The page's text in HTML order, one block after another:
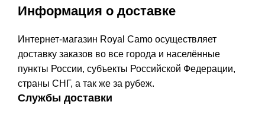
Информация о доставке
Интернет-магазин Royal Camo осуществляет
доставку заказов во все города и населённые
пункты России, субъекты Российской Федерации,
страны СНГ, а так же за рубеж.
Службы доставки